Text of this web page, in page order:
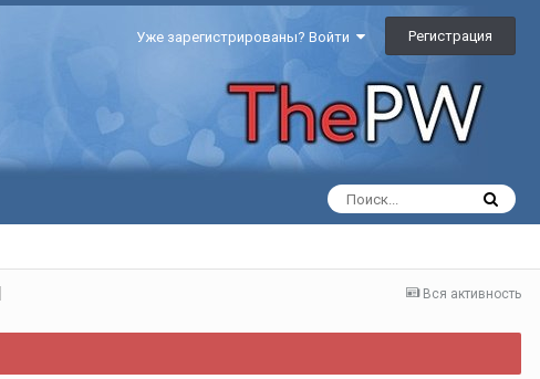
Уже зарегистрированы? Войти Регистрация
Вся активность